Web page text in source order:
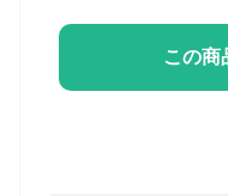
この商